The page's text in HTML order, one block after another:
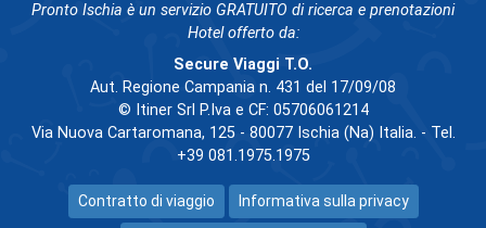
Pronto Ischia è un servizio GRATUITO di ricerca e prenotazioni
Hotel offerto da:
Secure Viaggi T.O.
Aut. Regione Campania n. 431 del 17/09/08
© Itiner Srl P.Iva e CF: 05706061214
Via Nuova Cartaromana, 125 - 80077 Ischia (Na) Italia. - Tel.
+39 081.1975.1975
Contratto di viaggio Informativa sulla privacy